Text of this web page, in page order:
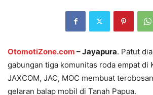
OtomotiZone.com – Jayapura. Patut
gabungan tiga komunitas roda empat di
JAXCOM, JAC, MOC membuat
gelaran balap mobil di Tanah Papua.